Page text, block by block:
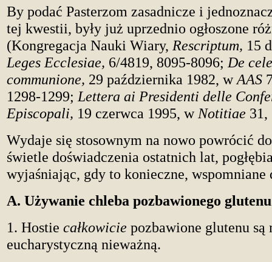
By podać Pasterzom zasadnicze i
tej kwestii, były już uprzednio ogłoszone
(Kongregacja Nauki Wiary, Rescriptum, 15
Leges Ecclesiae, 6/4819, 8095‑8096; De
communione, 29 października 1982, wAAS
1298‑1299; Lettera ai Presidenti delle
Episcopali, 19 czerwca 1995, w Notitiae 31,
Wydaje się stosownym na nowo powrócić
świetle doświadczenia ostatnich lat,
wyjaśniając, gdy to konieczne, wspomniane
A. Używanie chleba pozbawionego
1. Hostie całkowicie pozbawione glutenu są
eucharystyczną nieważną.